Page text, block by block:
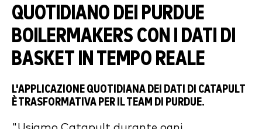
QUOTIDIANO DEI PURDUE
BOILERMAKERS CON I DATI DI
BASKET IN TEMPO REALE
L'APPLICAZIONE QUOTIDIANA DEI DATI DI CATAPULT
È TRASFORMATIVA PER IL TEAM DI PURDUE.